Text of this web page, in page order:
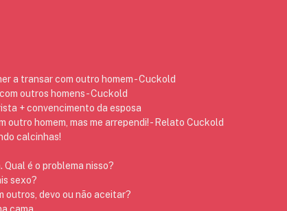
a transar com outro homem - Cuckold
outros homens - Cuckold
+ convencimento da esposa
outro homem, mas me arrependi! - Relato Cuckold
calcinhas!
Qual é o problema nisso?
sexo?
outros, devo ou não aceitar?
cama